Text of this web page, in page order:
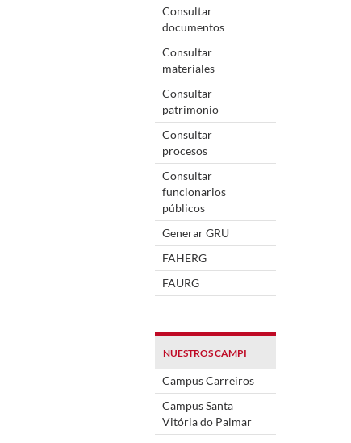
Consultar
documentos
Consultar
materiales
Consultar
patrimonio
Consultar
procesos
Consultar
funcionarios
públicos
Generar GRU
FAHERG
FAURG
NUESTROS CAMPI
Campus Carreiros
Campus Santa
Vitória do Palmar